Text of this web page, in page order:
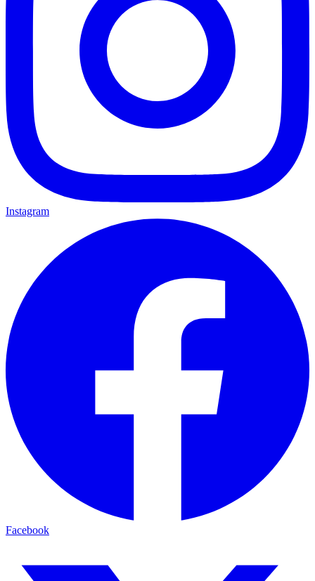
Instagram
Facebook